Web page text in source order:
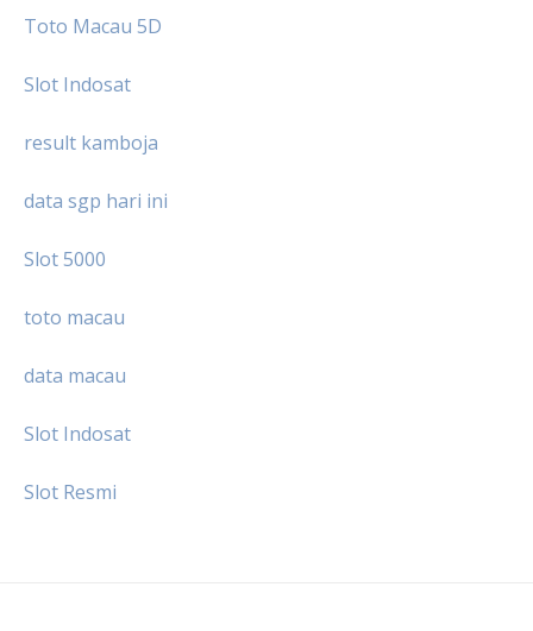
Toto Macau 5D
Slot Indosat
result kamboja
data sgp hari ini
Slot 5000
toto macau
data macau
Slot Indosat
Slot Resmi